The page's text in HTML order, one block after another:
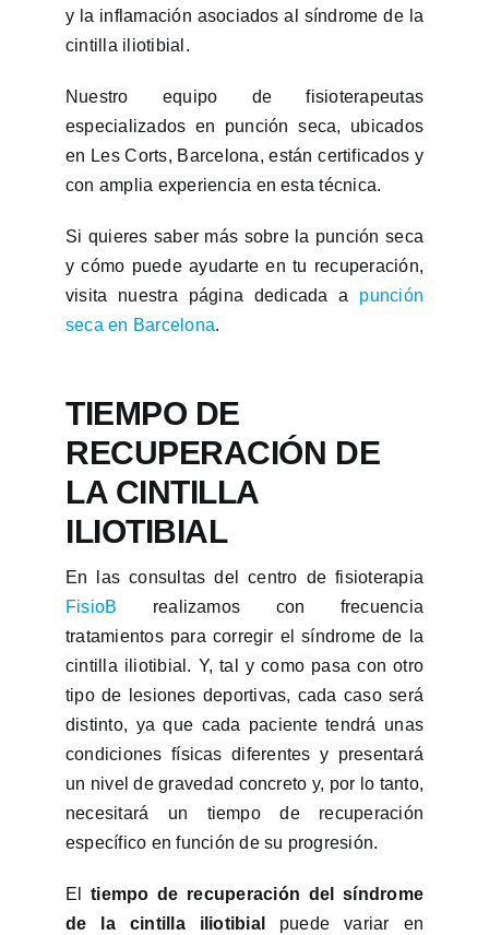
y la inflamación asociados al síndrome de la
cintilla iliotibial.
Nuestro equipo de fisioterapeutas
especializados en punción seca, ubicados
en Les Corts, Barcelona, están certificados y
con amplia experiencia en esta técnica.
Si quieres saber más sobre la punción seca
y cómo puede ayudarte en tu recuperación,
visita nuestra página dedicada a punción
seca en Barcelona.
TIEMPO DE
RECUPERACIÓN DE
LA CINTILLA
ILIOTIBIAL
En las consultas del centro de fisioterapia
FisioB realizamos con frecuencia
tratamientos para corregir el síndrome de la
cintilla iliotibial. Y, tal y como pasa con otro
tipo de lesiones deportivas, cada caso será
distinto, ya que cada paciente tendrá unas
condiciones físicas diferentes y presentará
un nivel de gravedad concreto y, por lo tanto,
necesitará un tiempo de recuperación
específico en función de su progresión.
Eltiempo de recuperación del síndrome
de la cintilla iliotibial
puede variar en